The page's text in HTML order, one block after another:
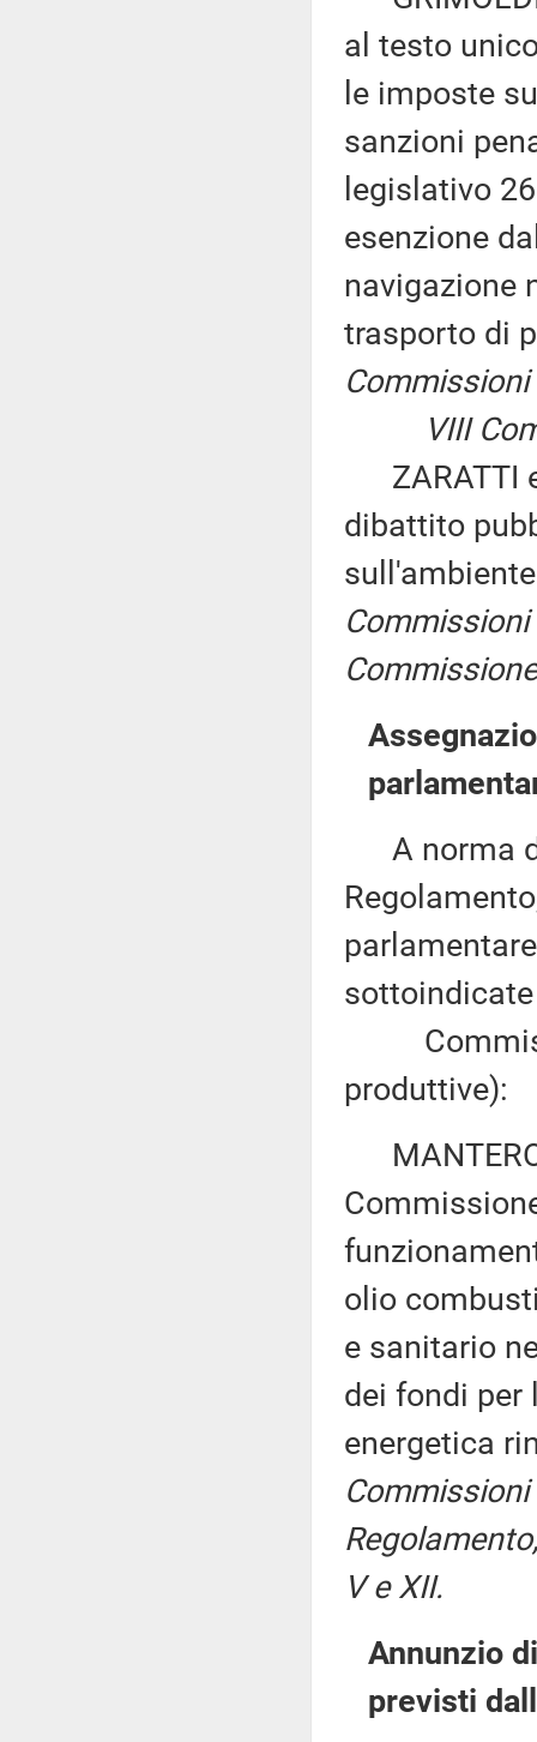
al testo
le imposte
sanzioni
legislativo
esenzione
navigazione
trasporto di
Commissioni
VIII
ZARATTI
dibattito
Commissioni
A norma
produttive):
olio
e sanitario
dei fondi per
energetica
Commissioni
V e XII.
Annunzio
previsti